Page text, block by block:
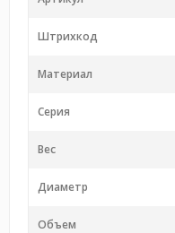
Штрихкод
Материал
Серия
Вес
Диаметр
Объем